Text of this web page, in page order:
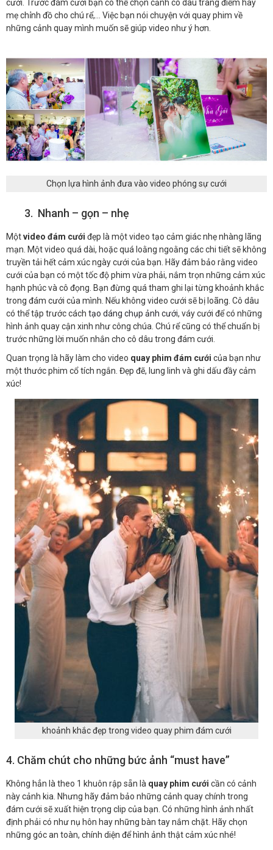
cưới. Trước đám cưới bạn có thể chọn cảnh cô dâu trang điểm hay
mẹ chỉnh đồ cho chú rể,… Việc bạn nói chuyện với quay phim về
những cảnh quay mình muốn sẽ giúp video như ý hơn.
Chọn lựa hình ảnh đưa vào video phóng sự cưới
3. Nhanh – gọn – nhẹ
Mộtvideo đám cưới đẹp là một video tạo cảm giác nhẹ nhàng lãng
mạn. Một video quá dài, hoặc quá loằng ngoằng các chi tiết sẽ không
truyền tải hết cảm xúc ngày cưới của bạn. Hãy đảm bảo rằng video
cưới của bạn có một tốc độ phim vừa phải, nắm trọn những cảm xúc
hạnh phúc và cô đọng. Bạn đừng quá tham ghi lại từng khoảnh khắc
trong đám cưới của mình. Nếu không video cưới sẽ bị loãng. Cô dâu
có thể tập trước cách tạo dáng chụp ảnh cưới, váy cưới để có những
hình ảnh quay cận xinh như công chúa. Chú rể cũng có thể chuẩn bị
trước những lời muốn nhắn cho cô dâu trong đám cưới.
Quan trọng là hãy làm cho video quay phim đám cưới của bạn như
một thước phim cổ tích ngắn. Đẹp đẽ, lung linh và ghi dấu đầy cảm
xúc!
khoảnh khắc đẹp trong video quay phim đám cưới
4. Chăm chút cho những bức ảnh “must have”
Không hẳn là theo 1 khuôn rập sẵn là quay phim cưới cần có cảnh
này cảnh kia. Nhưng hãy đảm bảo những cảnh quay chính trong
đám cưới sẽ xuất hiện trọng clip của bạn. Có những hình ảnh nhất
định phải có như nụ hôn hay những bàn tay nắm chặt. Hãy chọn
những góc an toàn, chính diện để hình ảnh thật cảm xúc nhé!